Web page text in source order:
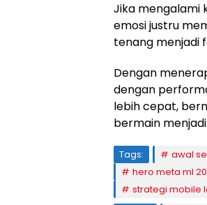
Jika mengalami
emosi justru
tenang menjadi
Dengan
dengan
lebih cepat,
bermain
Tags: awal
hero meta ml
strategi mobile